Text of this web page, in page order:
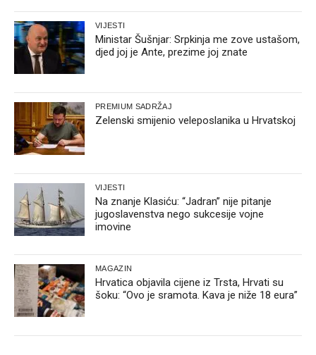
VIJESTI
Ministar Šušnjar: Srpkinja me zove ustašom,
djed joj je Ante, prezime joj znate
PREMIUM SADRŽAJ
Zelenski smijenio veleposlanika u Hrvatskoj
VIJESTI
Na znanje Klasiću: “Jadran” nije pitanje
jugoslavenstva nego sukcesije vojne
imovine
MAGAZIN
Hrvatica objavila cijene iz Trsta, Hrvati su
šoku: “Ovo je sramota. Kava je niže 18 eura”